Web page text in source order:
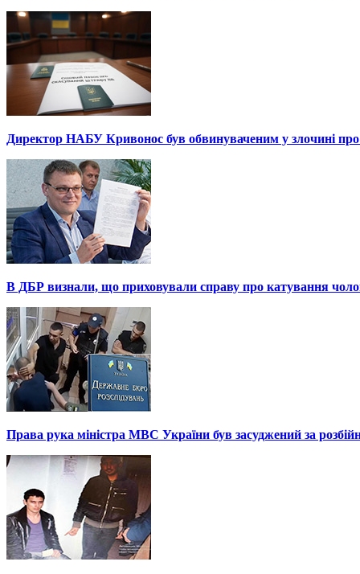
Директор НАБУ Кривонос був обвинуваченим у злочині про
В ДБР визнали, що приховували справу про катування
Права рука міністра МВС України був засуджений за